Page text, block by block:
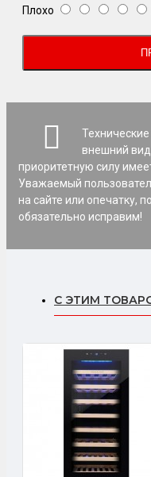
Плохо
внешний вид
приоритетную силу
Уважаемый
на сайте или опечатку,
обязательно исправим!
С ЭТИМ